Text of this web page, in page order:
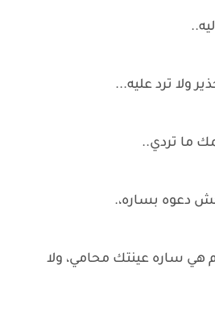
ولا ترد عليه...
ما تردي..
دعوه بساره،.
هي ساره عينتك محامي، ولا